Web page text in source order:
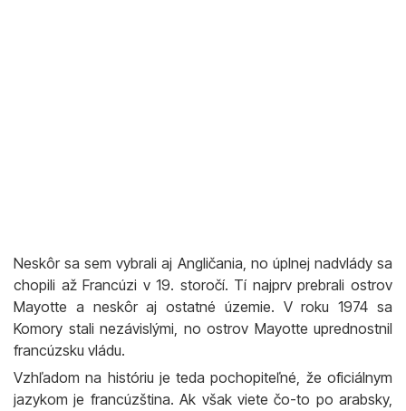
Neskôr sa sem vybrali aj Angličania, no úplnej nadvlády sa
chopili až Francúzi v 19. storočí. Tí najprv prebrali ostrov
Mayotte a neskôr aj ostatné územie. V roku 1974 sa
Komory stali nezávislými, no ostrov Mayotte uprednostnil
francúzsku vládu.
Vzhľadom na históriu je teda pochopiteľné, že oficiálnym
jazykom je francúzština. Ak však viete čo-to po arabsky,